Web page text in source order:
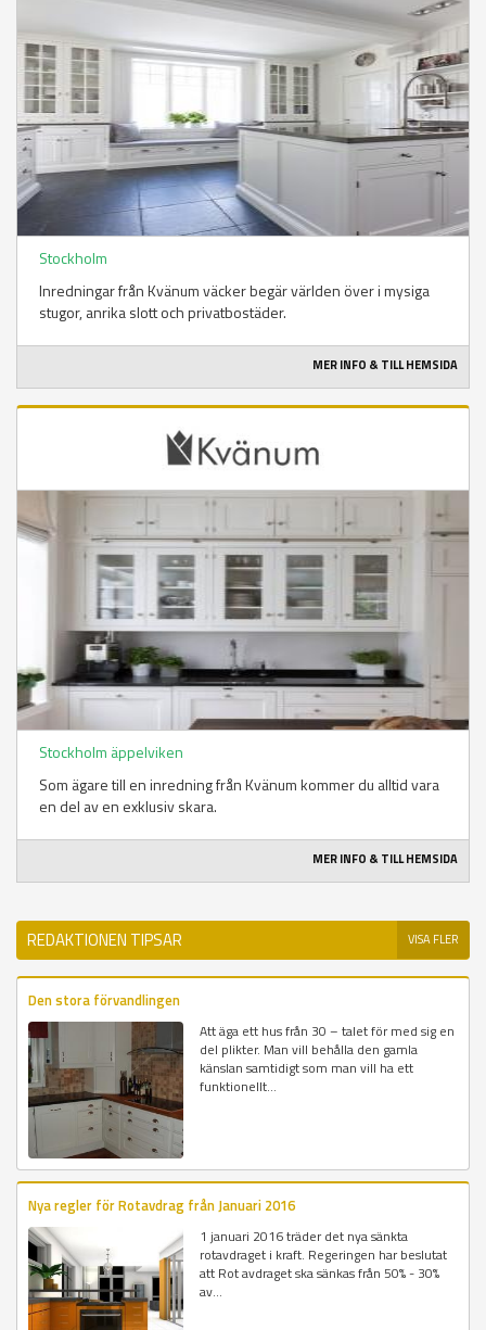
Stockholm
Inredningar från Kvänum väcker begär världen över i mysiga
stugor, anrika slott och privatbostäder.
MER INFO & TILL HEMSIDA
Stockholm äppelviken
Som ägare till en inredning från Kvänum kommer du alltid vara
en del av en exklusiv skara.
MER INFO & TILL HEMSIDA
REDAKTIONEN TIPSAR VISA FLER
Den stora förvandlingen
Att äga ett hus från 30 – talet för med sig en
del plikter. Man vill behålla den gamla
känslan samtidigt som man vill ha ett
funktionellt...
Nya regler för Rotavdrag från Januari 2016
1 januari 2016 träder det nya sänkta
rotavdraget i kraft. Regeringen har beslutat
att Rot avdraget ska sänkas från 50% - 30%
av...